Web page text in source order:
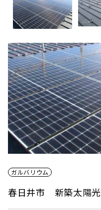
ガルバリウム
春日井市 新築太陽光